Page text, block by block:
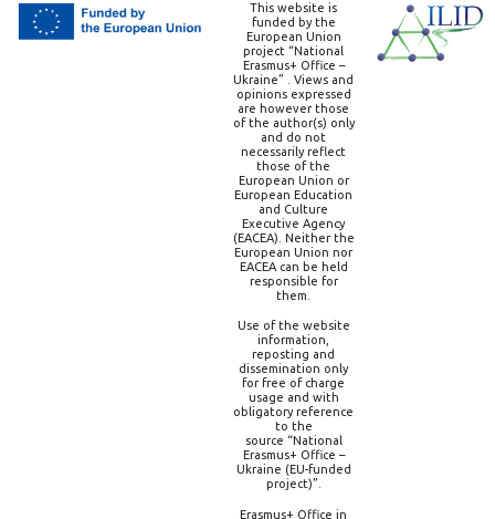
This website is
funded by the
European Union
project “National
Erasmus+ Office –
Ukraine” . Views and
opinions expressed
are however those
of the author(s) only
and do not
necessarily reflect
those of the
European Union or
European Education
and Culture
Executive Agency
(EACEA). Neither the
European Union nor
EACEA can be held
responsible for
them.
Use of the website
information,
reposting and
dissemination only
for free of charge
usage and with
obligatory reference
to the
source “National
Erasmus+ Office –
Ukraine (EU-funded
project)”.
Erasmus+ Office in